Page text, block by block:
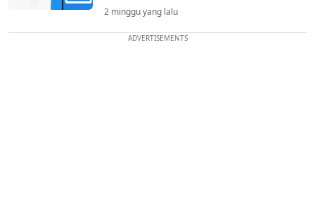
2 minggu yang lalu
ADVERTISEMENTS